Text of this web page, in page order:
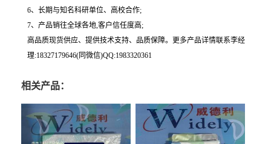
6、长期与知名科研单位、高校合作;
7、产品销往全球各地,客户信任度高;
高品质现货供应、提供技术支持、品质保障。更多产品详情联系李经
理:18327179646(同微信)QQ:1983320361
相关产品：